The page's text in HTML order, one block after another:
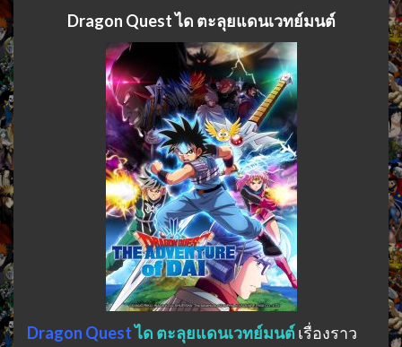
Dragon Quest ได ตะลุยแดนเวทย์มนต์
Dragon Questได ตะลุยแดนเวทย์มนต์ เรื่องราว